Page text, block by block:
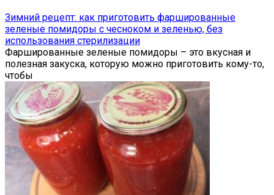
Зимний рецепт: как приготовить фаршированные
зеленые помидоры с чесноком и зеленью, без
использования стерилизации
Фаршированные зеленые помидоры – это вкусная и
полезная закуска, которую можно приготовить кому-то,
чтобы